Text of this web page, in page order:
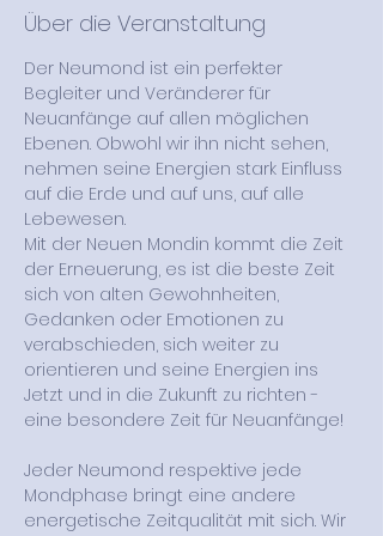
Über die Veranstaltung
Der Neumond ist ein perfekter
Begleiter und Veränderer für
Neuanfänge auf allen möglichen
Ebenen. Obwohl wir ihn nicht sehen,
nehmen seine Energien stark Einfluss
auf die Erde und auf uns, auf alle
Lebewesen.
Mit der Neuen Mondin kommt die Zeit
der Erneuerung, es ist die beste Zeit
sich von alten Gewohnheiten,
Gedanken oder Emotionen zu
verabschieden, sich weiter zu
orientieren und seine Energien ins
Jetzt und in die Zukunft zu richten -
eine besondere Zeit für Neuanfänge!
Jeder Neumond respektive jede
Mondphase bringt eine andere
energetische Zeitqualität mit sich. Wir